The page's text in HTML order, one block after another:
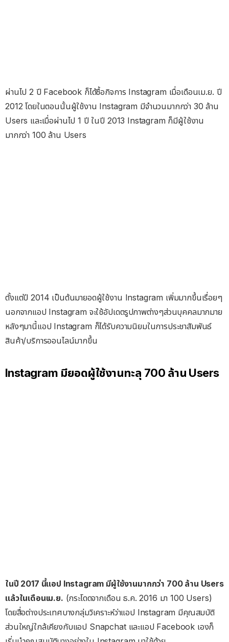
ผ่านไป 2 ปี Facebook ก็ได้ซื้อกิจการ Instagram เมื่อเดือนเม.ย. ปี
2012 โดยในตอนนั้นผู้ใช้งาน Instagram มีจำนวนมากกว่า 30 ล้าน
Users และเมื่อผ่านไป 1 ปี ในปี 2013 Instagram ก็มีผู้ใช้งาน
มากกว่า 100 ล้าน Users
ตั้งแต่ปี 2014 เป็นต้นมายอดผู้ใช้งาน Instagram เพิ่มมากขึ้นเรื่อยๆ
นอกจากแอป Instagram จะใช้อัปเดตรูปภาพต่างๆส่วนบุคคลมากมาย
หลังๆมานี้แอป Instagram ก็ได้รับความนิยมในการประชาสัมพันธ์
สินค้า/บริการออนไลน์มากขึ้น
Instagram มียอดผู้ใช้งานทะลุ 700 ล้าน Users
ในปี 2017 นี้แอป Instagram มีผู้ใช้งานมากกว่า 700 ล้าน Users
แล้วในเดือนเม.ย. (กระโดดจากเดือน ธ.ค. 2016 มา 100 Users)
โดยสื่อต่างประเทศบางกลุ่มวิเคราะห์ว่าแอป Instagram มีคุณสมบัติ
ส่วนใหญ่ใกล้เคียงกับแอป Snapchat และแอป Facebook เองก็